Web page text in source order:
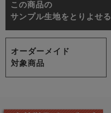
この商品の
サンプル生地をとりよせる
オーダーメイド
対象商品